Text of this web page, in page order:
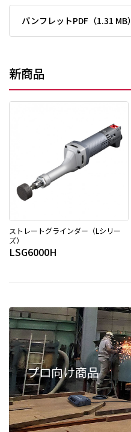
パンフレットPDF（1.31 MB）
新商品
ストレートグラインダー（Lシリー
ズ）
LSG6000H
プロ向け商品